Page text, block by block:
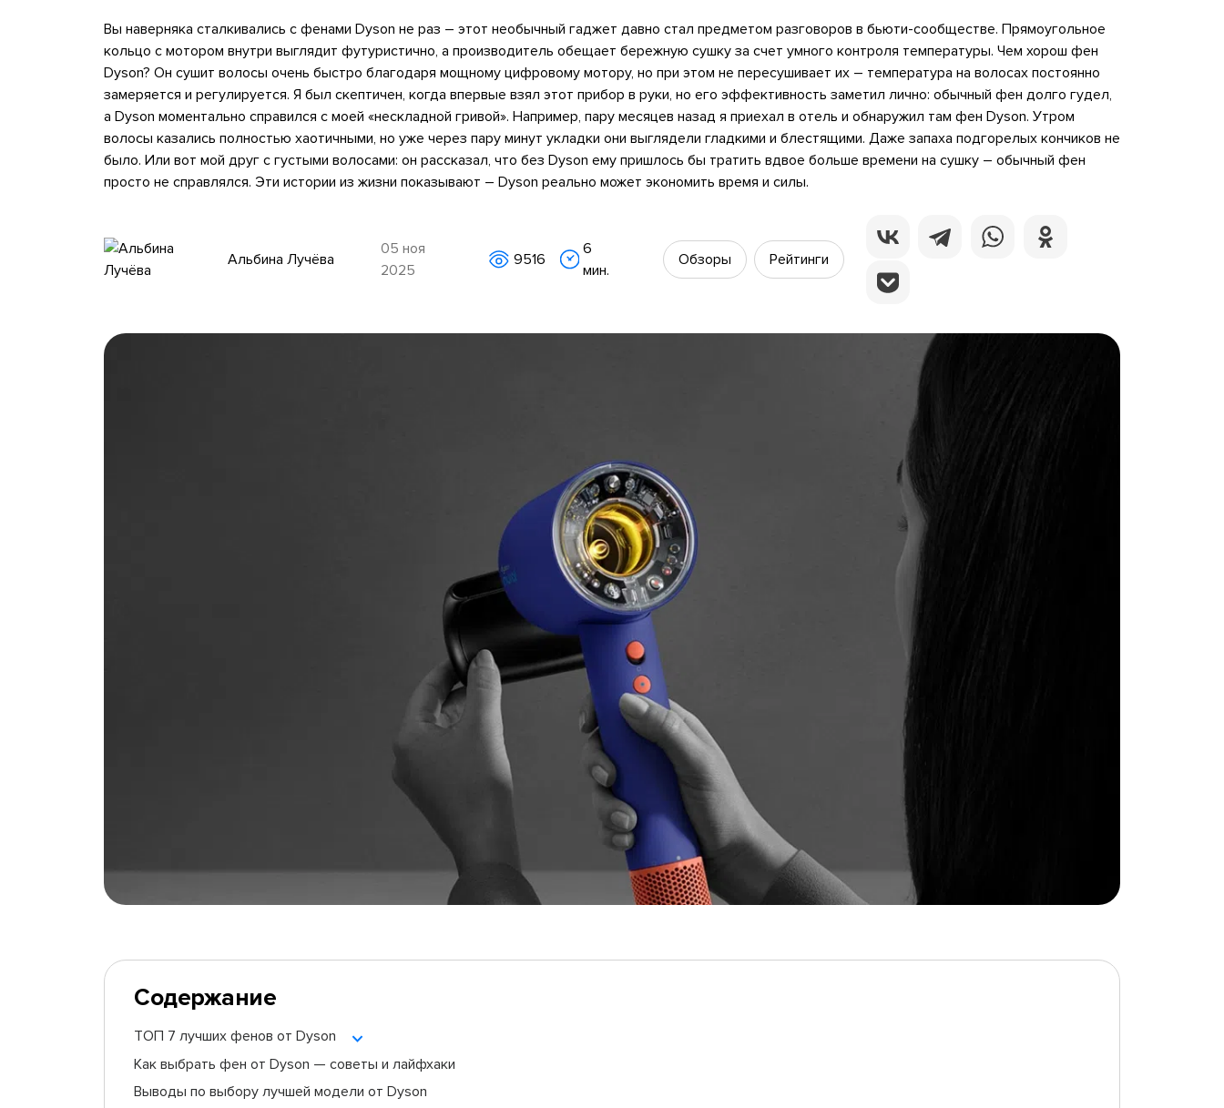
Вы наверняка сталкивались с фенами Dyson не раз – этот необычный гаджет давно стал предметом разговоров в бьюти-сообществе. Прямоугольное
кольцо с мотором внутри выглядит футуристично, а производитель обещает бережную сушку за счет умного контроля температуры. Чем хорош фен
Dyson? Он сушит волосы очень быстро благодаря мощному цифровому мотору, но при этом не пересушивает их – температура на волосах постоянно
замеряется и регулируется. Я был скептичен, когда впервые взял этот прибор в руки, но его эффективность заметил лично: обычный фен долго гудел,
а Dyson моментально справился с моей «нескладной гривой». Например, пару месяцев назад я приехал в отель и обнаружил там фен Dyson. Утром
волосы казались полностью хаотичными, но уже через пару минут укладки они выглядели гладкими и блестящими. Даже запаха подгорелых кончиков не
было. Или вот мой друг с густыми волосами: он рассказал, что без Dyson ему пришлось бы тратить вдвое больше времени на сушку – обычный фен
просто не справлялся. Эти истории из жизни показывают – Dyson реально может экономить время и силы.
Альбина Лучёва
05 ноя
2025
9516
6
мин.
Обзоры Рейтинги
Содержание
ТОП 7 лучших фенов от Dyson
Как выбрать фен от Dyson — советы и лайфхаки
Выводы по выбору лучшей модели от Dyson